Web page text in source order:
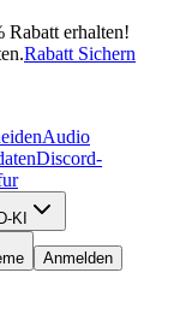
Rabatt erhalten!
Rabatt Sichern
Audio
Discord-
KI
Anmelden